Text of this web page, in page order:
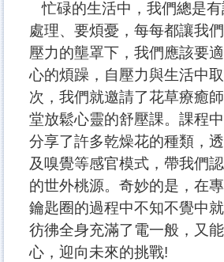
忙碌的生活中，我們總是
處理、要煩憂，每每都讓我
壓力的壟罩下，我們應該要
心的煩躁，自壓力與生活中
次，我們就邀請了花草療癒
堂放鬆心靈的舒壓課。課程
分享了許多乾燥花的種類，
及嗅覺等感官模式，帶我們
的世外桃源。奇妙的是，在
鑰匙圈的過程中不知不覺中
彷彿全身充滿了電一般，又
心，迎向未來的挑戰!